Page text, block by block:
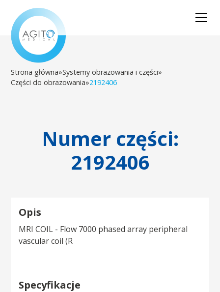
Strona główna»Systemy obrazowania i części»
Części do obrazowania»2192406
Numer części:
2192406
Opis
MRI COIL - Flow 7000 phased array peripheral
vascular coil (R
Specyfikacje